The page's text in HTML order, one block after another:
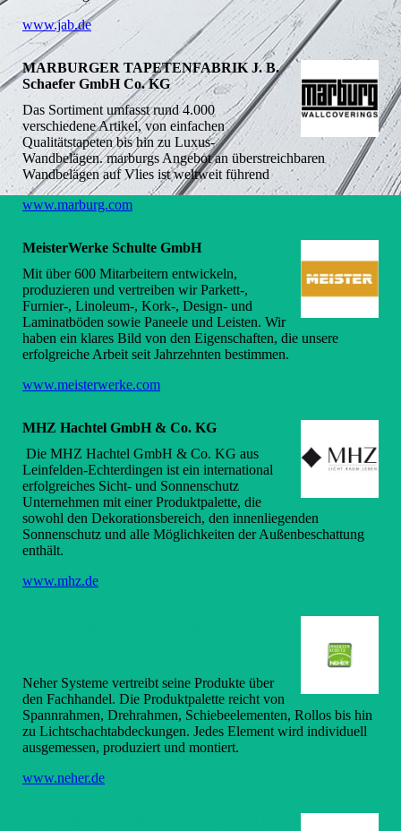
www.jab.de
MARBURGER TAPETENFABRIK J. B.
Schaefer GmbH Co. KG
Das Sortiment umfasst rund 4.000
verschiedene Artikel, von einfachen
Qualitätstapeten bis hin zu Luxus-
Wandbelägen. marburgs Angebot an überstreichbaren
Wandbelägen auf Vlies ist weltweit führend
www.marburg.com
MeisterWerke Schulte GmbH
Mit über 600 Mitarbeitern entwickeln,
produzieren und vertreiben wir Parkett-,
Furnier-, Linoleum-, Kork-, Design- und
Laminatböden sowie Paneele und Leisten. Wir
haben ein klares Bild von den Eigenschaften, die unsere
erfolgreiche Arbeit seit Jahrzehnten bestimmen.
www.meisterwerke.com
MHZ Hachtel GmbH & Co. KG
Die MHZ Hachtel GmbH & Co. KG aus
Leinfelden-Echterdingen ist ein international
erfolgreiches Sicht- und Sonnenschutz
Unternehmen mit einer Produktpalette, die
sowohl den Dekorationsbereich, den innenliegenden
Sonnenschutz und alle Möglichkeiten der Außenbeschattung
enthält.
www.mhz.de
Neher Systeme vertreibt seine Produkte über
den Fachhandel. Die Produktpalette reicht von
Spannrahmen, Drehrahmen, Schiebeelementen, Rollos bis hin
zu Lichtschachtabdeckungen. Jedes Element wird individuell
ausgemessen, produziert und montiert.
www.neher.de